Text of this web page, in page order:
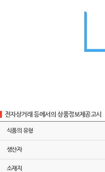
전자상거래 등에서의 상품정보제공고시
식품의 유형
생산자
소재지